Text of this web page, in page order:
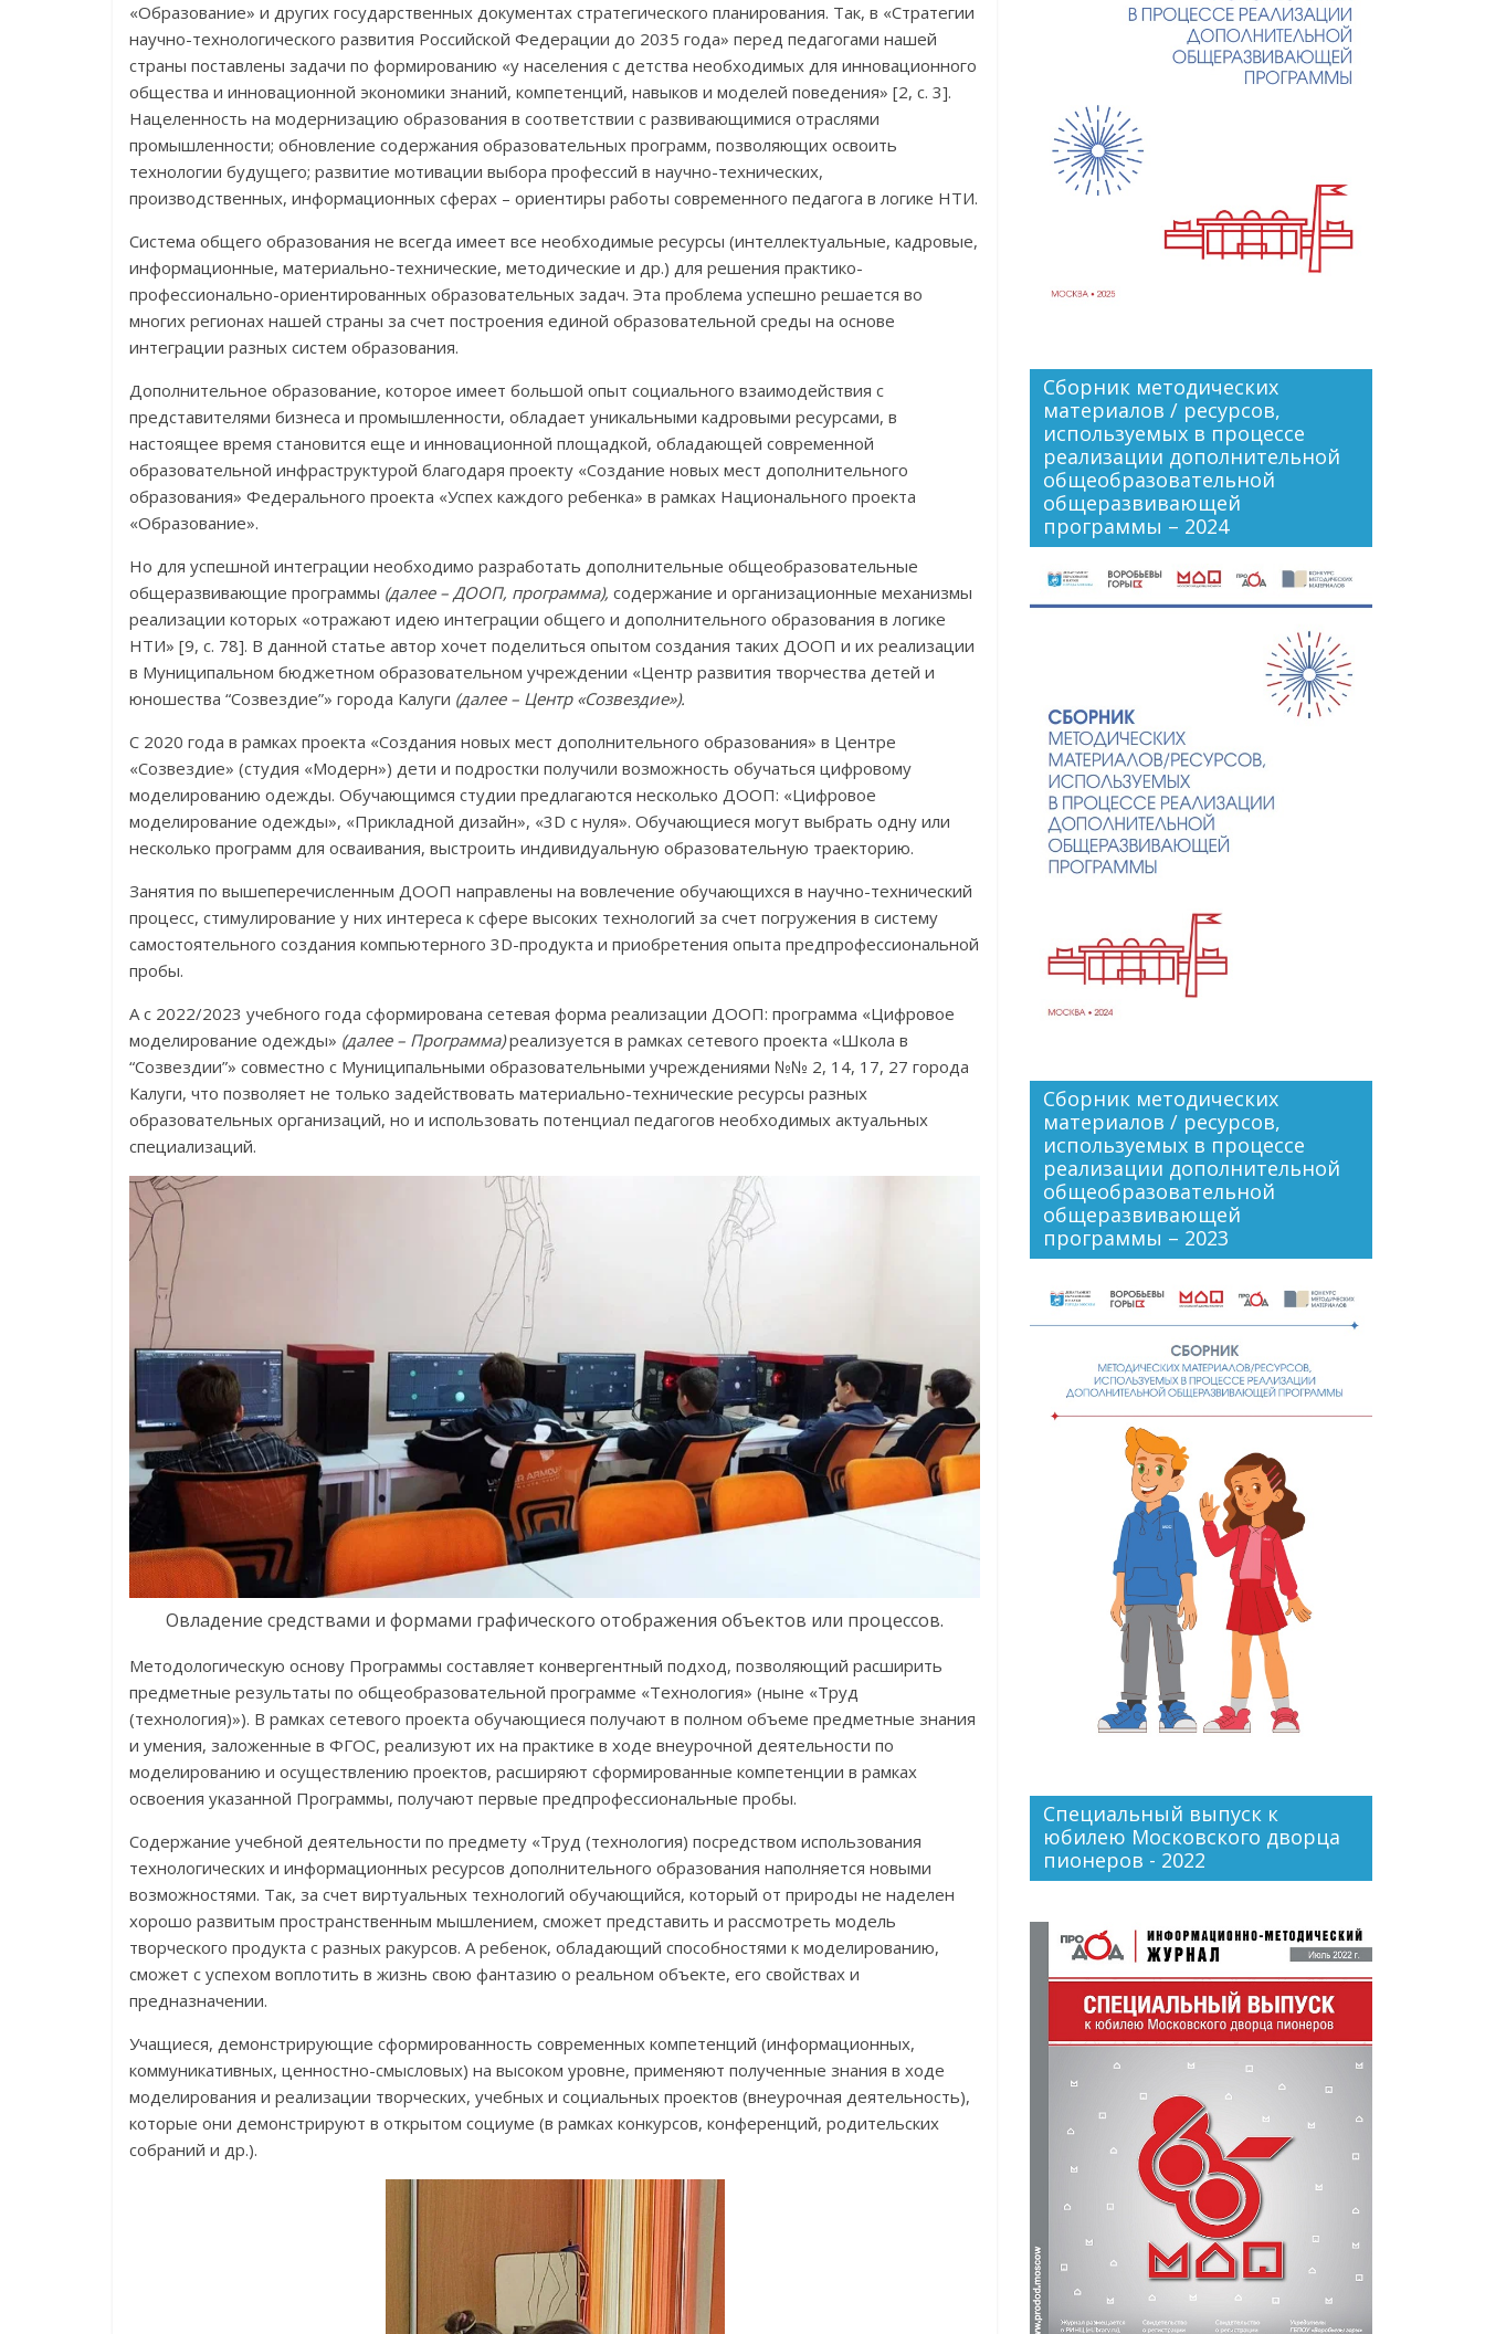
«Образование» и других государственных документах стратегического планирования. Так, в «Стратегии
научно-технологического развития Российской Федерации до 2035 года» перед педагогами нашей
страны поставлены задачи по формированию «у населения с детства необходимых для инновационного
общества и инновационной экономики знаний, компетенций, навыков и моделей поведения» [2, с. 3].
Нацеленность на модернизацию образования в соответствии с развивающимися отраслями
промышленности; обновление содержания образовательных программ, позволяющих освоить
технологии будущего; развитие мотивации выбора профессий в научно-технических,
производственных, информационных сферах – ориентиры работы современного педагога в логике НТИ.
Система общего образования не всегда имеет все необходимые ресурсы (интеллектуальные, кадровые,
информационные, материально-технические, методические и др.) для решения практико-
профессионально-ориентированных образовательных задач. Эта проблема успешно решается во
многих регионах нашей страны за счет построения единой образовательной среды на основе
интеграции разных систем образования.
Дополнительное образование, которое имеет большой опыт социального взаимодействия с
представителями бизнеса и промышленности, обладает уникальными кадровыми ресурсами, в
настоящее время становится еще и инновационной площадкой, обладающей современной
образовательной инфраструктурой благодаря проекту «Создание новых мест дополнительного
образования» Федерального проекта «Успех каждого ребенка» в рамках Национального проекта
«Образование».
Но для успешной интеграции необходимо разработать дополнительные общеобразовательные
общеразвивающие программы (далее – ДООП, программа), содержание и организационные механизмы
реализации которых «отражают идею интеграции общего и дополнительного образования в логике
НТИ» [9, с. 78]. В данной статье автор хочет поделиться опытом создания таких ДООП и их реализации
в Муниципальном бюджетном образовательном учреждении «Центр развития творчества детей и
юношества “Созвездие”» города Калуги (далее – Центр «Созвездие»).
С 2020 года в рамках проекта «Создания новых мест дополнительного образования» в Центре
«Созвездие» (студия «Модерн») дети и подростки получили возможность обучаться цифровому
моделированию одежды. Обучающимся студии предлагаются несколько ДООП: «Цифровое
моделирование одежды», «Прикладной дизайн», «3D с нуля». Обучающиеся могут выбрать одну или
несколько программ для осваивания, выстроить индивидуальную образовательную траекторию.
Занятия по вышеперечисленным ДООП направлены на вовлечение обучающихся в научно-технический
процесс, стимулирование у них интереса к сфере высоких технологий за счет погружения в систему
самостоятельного создания компьютерного 3D-продукта и приобретения опыта предпрофессиональной
пробы.
А с 2022/2023 учебного года сформирована сетевая форма реализации ДООП: программа «Цифровое
моделирование одежды» (далее – Программа)реализуется в рамках сетевого проекта «Школа в
“Созвездии”» совместно с Муниципальными образовательными учреждениями №№ 2, 14, 17, 27 города
Калуги, что позволяет не только задействовать материально-технические ресурсы разных
образовательных организаций, но и использовать потенциал педагогов необходимых актуальных
специализаций.
Овладение средствами и формами графического отображения объектов или процессов.
Методологическую основу Программы составляет конвергентный подход, позволяющий расширить
предметные результаты по общеобразовательной программе «Технология» (ныне «Труд
(технология)»). В рамках сетевого проекта обучающиеся получают в полном объеме предметные знания
и умения, заложенные в ФГОС, реализуют их на практике в ходе внеурочной деятельности по
моделированию и осуществлению проектов, расширяют сформированные компетенции в рамках
освоения указанной Программы, получают первые предпрофессиональные пробы.
Содержание учебной деятельности по предмету «Труд (технология) посредством использования
технологических и информационных ресурсов дополнительного образования наполняется новыми
возможностями. Так, за счет виртуальных технологий обучающийся, который от природы не наделен
хорошо развитым пространственным мышлением, сможет представить и рассмотреть модель
творческого продукта с разных ракурсов. А ребенок, обладающий способностями к моделированию,
сможет с успехом воплотить в жизнь свою фантазию о реальном объекте, его свойствах и
предназначении.
Учащиеся, демонстрирующие сформированность современных компетенций (информационных,
коммуникативных, ценностно-смысловых) на высоком уровне, применяют полученные знания в ходе
моделирования и реализации творческих, учебных и социальных проектов (внеурочная деятельность),
которые они демонстрируют в открытом социуме (в рамках конкурсов, конференций, родительских
собраний и др.).
Сборник методических
материалов / ресурсов,
используемых в процессе
реализации дополнительной
общеобразовательной
общеразвивающей
программы – 2024
Сборник методических
материалов / ресурсов,
используемых в процессе
реализации дополнительной
общеобразовательной
общеразвивающей
программы – 2023
Специальный выпуск к
юбилею Московского дворца
пионеров - 2022